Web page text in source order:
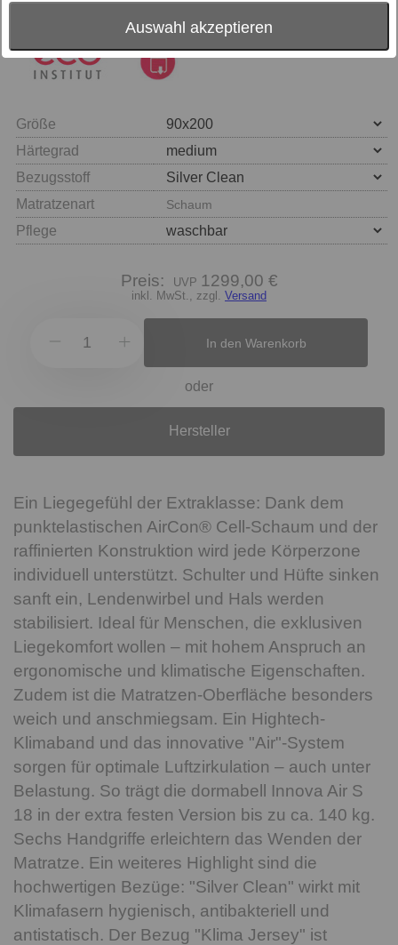
Auswahl akzeptieren
Größe
Härtegrad
Bezugsstoff
Matratzenart
Schaum
Pflege
Preis: 1299,00 €
inkl. MwSt., zzgl. Versand
In den Warenkorb
oder
Hersteller
Ein Liegegefühl der Extraklasse: Dank dem
punktelastischen AirCon® Cell-Schaum und der
raffinierten Konstruktion wird jede Körperzone
individuell unterstützt. Schulter und Hüfte sinken
sanft ein, Lendenwirbel und Hals werden
stabilisiert. Ideal für Menschen, die exklusiven
Liegekomfort wollen – mit hohem Anspruch an
ergonomische und klimatische Eigenschaften.
Zudem ist die Matratzen-Oberfläche besonders
weich und anschmiegsam. Ein Hightech-
Klimaband und das innovative "Air"-System
sorgen für optimale Luftzirkulation – auch unter
Belastung. So trägt die dormabell Innova Air S
18 in der extra festen Version bis zu ca. 140 kg.
Sechs Handgriffe erleichtern das Wenden der
Matratze. Ein weiteres Highlight sind die
hochwertigen Bezüge: "Silver Clean" wirkt mit
Klimafasern hygienisch, antibakteriell und
antistatisch. Der Bezug "Klima Jersey" ist